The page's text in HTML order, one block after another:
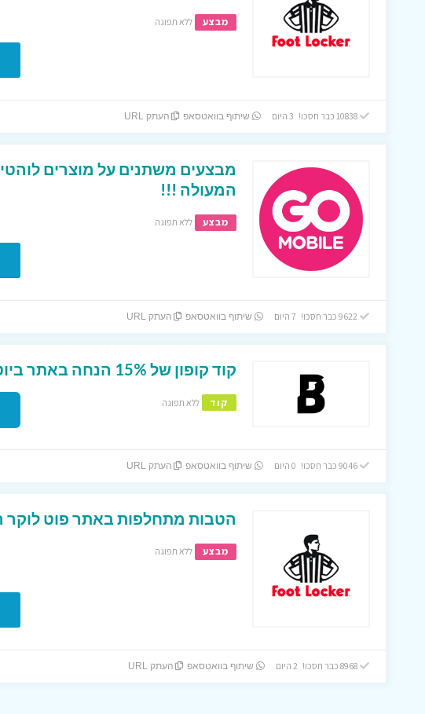
מבצע ללא תפוגה
10838 כבר חסכו! 3 היום שיתוף בוואטסאפ העתק URL
מבצעים משתנים על מוצרים
המעולה !!!
מבצע ללא תפוגה
9622 כבר חסכו! 7 היום שיתוף בוואטסאפ העתק URL
קוד קופון של 15% הנחה באתר ביוטי ביי !
קוד ללא תפוגה
9046 כבר חסכו! 0 היום שיתוף בוואטסאפ העתק URL
הטבות מתחלפות באתר פוט לוקר
מבצע ללא תפוגה
8968 כבר חסכו! 2 היום שיתוף בוואטסאפ העתק URL